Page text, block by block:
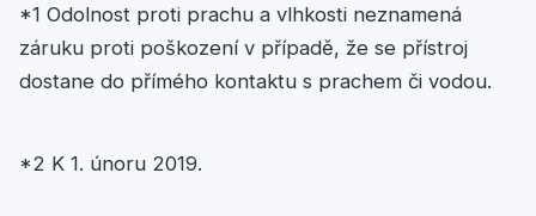
*1 Odolnost proti prachu a vlhkosti neznamená
záruku proti poškození v případě, že se přístroj
dostane do přímého kontaktu s prachem či vodou.
*2 K 1. únoru 2019.